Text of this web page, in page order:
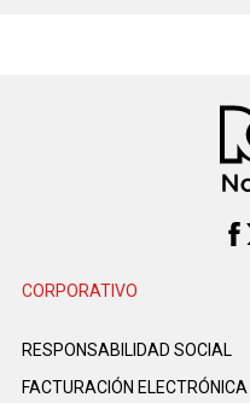
CORPORATIVO
RESPONSABILIDAD SOCIAL
FACTURACIÓN ELECTRÓNICA